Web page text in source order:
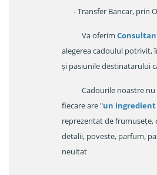
- Transfer Bancar, prin
Va oferim
alegerea cadoulul potrivit,
și pasiunile destinatarului
Cadourile noastre
fiecare are "un
reprezentat de frumusețe,
detalii, poveste, parfum,
neuitat